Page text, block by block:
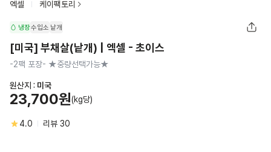
엑셀 케이팩토리
냉장수입소 낱개
[미국] 부채살(낱개) | 엑셀 - 초이스
-2팩 포장- ★중량선택가능★
원산지 : 미국
23,700원(kg당)
4.0 리뷰 30